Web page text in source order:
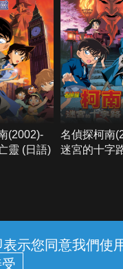
示您同意我們使
(2002)-
靈 (日語)
名偵探柯南
迷宮的十字